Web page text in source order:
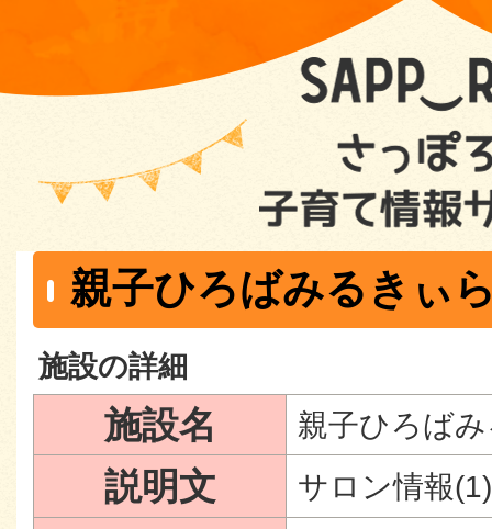
親子ひろばみるきぃ
施設の詳細
施設名 親子ひろば
説明文 サロン情報